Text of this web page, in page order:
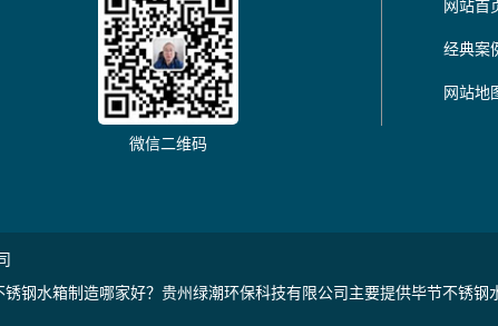
微信二维码
网站首
经典案
网站地
钢水箱制造哪家好？贵州绿潮环保科技有限公司主要提供毕节不锈